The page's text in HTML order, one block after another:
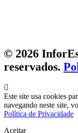
© 2026
reservados.
Este site usa cookies
navegando neste site,
Política de Privacidade
Aceitar